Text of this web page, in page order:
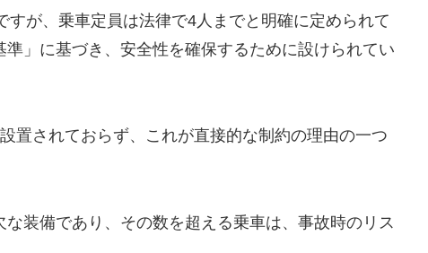
が、乗車定員は法律で4人までと明確に定められて
」に基づき、安全性を確保するために設けられてい
置されておらず、これが直接的な制約の理由の一つ
装備であり、その数を超える乗車は、事故時のリス